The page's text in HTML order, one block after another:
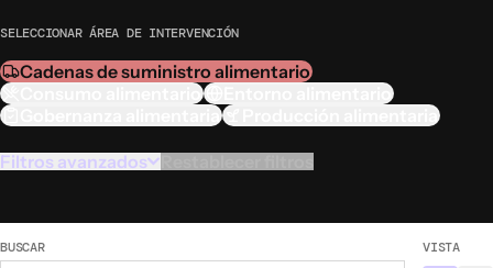
sistemas alimentarios
ÁREAS DE INTERVENCIÓN ALIMENTARIA
Entorno alimentario
Gobernanza alimentaria
Cadenas de suministro alimentario
Consumo alimentario
SELECCIONAR ÁREA DE INTERVENCIÓN
Cadenas de suministro alimentario
Consumo alimentario
Entorno alimentario
Gobernanza alimentaria
Producción alimentaria
Filtros avanzados
BUSCAR VISTA